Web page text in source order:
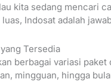
kita sedang mencari
Indosat adalah
Tersedia
berbagai variasi
mingguan, hingga